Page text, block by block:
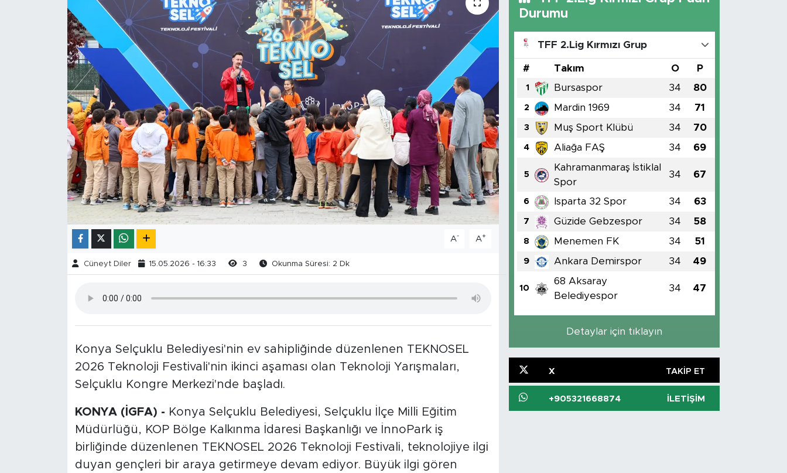
A- A+
Cüneyt Diler 15.05.2026 - 16:33 3 Okunma Süresi: 2 Dk
Konya Selçuklu Belediyesi'nin ev sahipliğinde düzenlenen TEKNOSEL
2026 Teknoloji Festivali'nin ikinci aşaması olan Teknoloji Yarışmaları,
Selçuklu Kongre Merkezi'nde başladı.
KONYA (İGFA) - Konya Selçuklu Belediyesi, Selçuklu İlçe Milli Eğitim
Müdürlüğü, KOP Bölge Kalkınma İdaresi Başkanlığı ve İnnoPark iş
birliğinde düzenlenen TEKNOSEL 2026 Teknoloji Festivali, teknolojiye ilgi
duyan gençleri bir araya getirmeye devam ediyor. Büyük ilgi gören
Durumu
TFF 2.Lig Kırmızı Grup
# Takım O P
1 Bursaspor 34 80
2 Mardin 1969 34 71
3 Muş Sport Klübü 34 70
4 Aliağa FAŞ 34 69
5
Kahramanmaraş İstiklal
Spor
34 67
6 Isparta 32 Spor 34 63
7 Güzide Gebzespor 34 58
8 Menemen FK 34 51
9 Ankara Demirspor 34 49
10
68 Aksaray
Belediyespor
34 47
Detaylar için tıklayın
X TAKIP ET
+905321668874 İLETIŞIM